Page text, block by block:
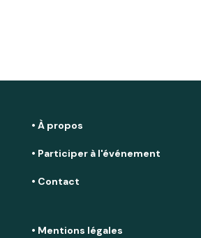
• À propos
• Participer à l'événement
• Contact
• Mentions légales